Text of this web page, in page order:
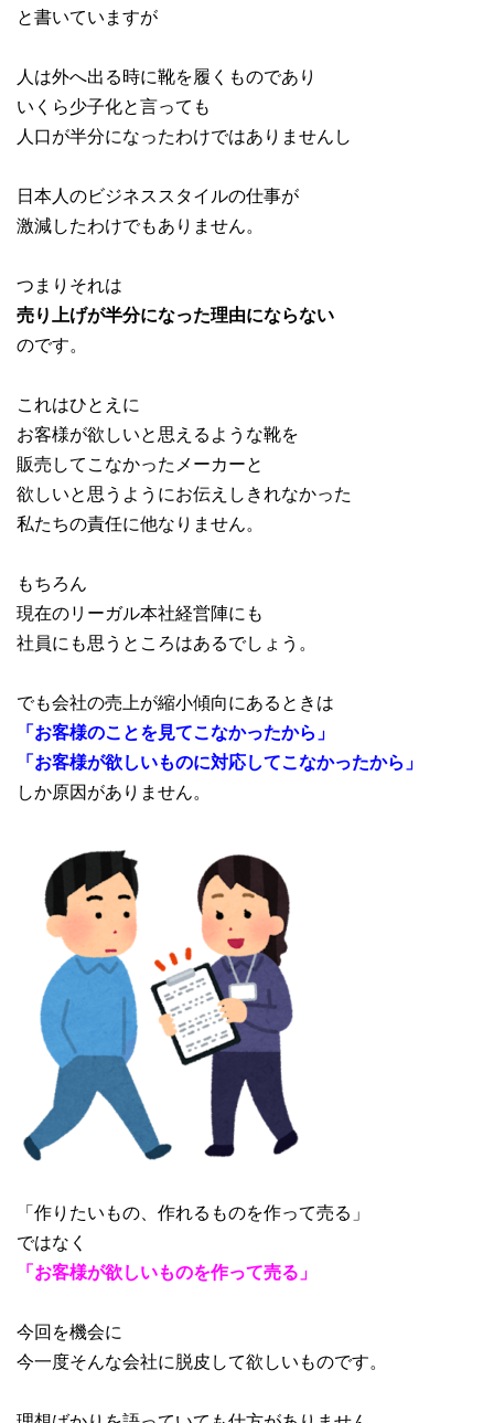
と書いていますが
人は外へ出る時に靴を履くものであり
いくら少子化と言っても
人口が半分になったわけではありませんし
日本人のビジネススタイルの仕事が
激減したわけでもありません。
つまりそれは
売り上げが半分になった理由にならない
のです。
これはひとえに
お客様が欲しいと思えるような靴を
販売してこなかったメーカーと
欲しいと思うようにお伝えしきれなかった
私たちの責任に他なりません。
もちろん
現在のリーガル本社経営陣にも
社員にも思うところはあるでしょう。
でも会社の売上が縮小傾向にあるときは
「お客様のことを見てこなかったから」
「お客様が欲しいものに対応してこなかったから」
しか原因がありません。
「作りたいもの、作れるものを作って売る」
ではなく
「お客様が欲しいものを作って売る」
今回を機会に
今一度そんな会社に脱皮して欲しいものです。